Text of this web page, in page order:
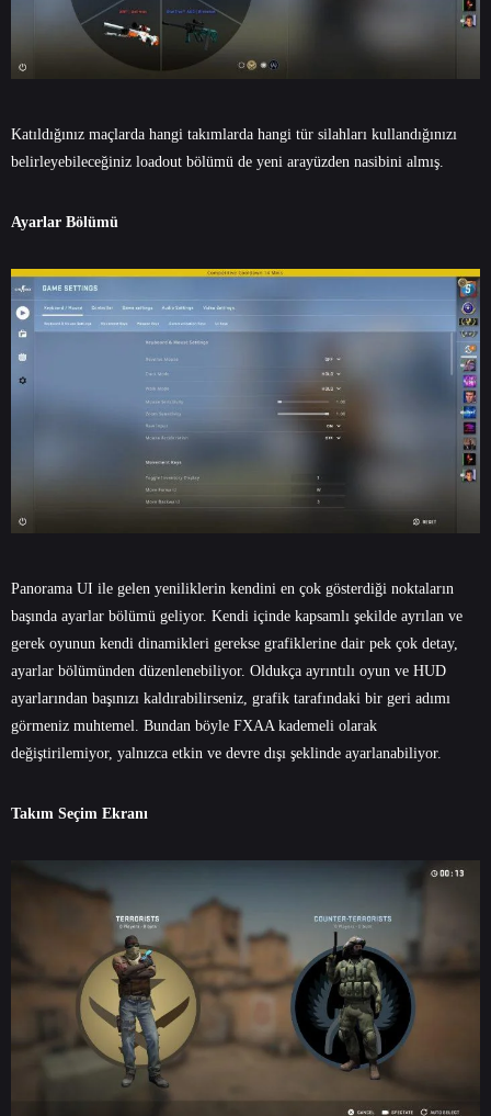
Katıldığınız maçlarda hangi takımlarda hangi tür silahları kullandığınızı
belirleyebileceğiniz loadout bölümü de yeni arayüzden nasibini almış.
Ayarlar Bölümü
Panorama UI ile gelen yeniliklerin kendini en çok gösterdiği noktaların
başında ayarlar bölümü geliyor. Kendi içinde kapsamlı şekilde ayrılan ve
gerek oyunun kendi dinamikleri gerekse grafiklerine dair pek çok detay,
ayarlar bölümünden düzenlenebiliyor. Oldukça ayrıntılı oyun ve HUD
ayarlarından başınızı kaldırabilirseniz, grafik tarafındaki bir geri adımı
görmeniz muhtemel. Bundan böyle FXAA kademeli olarak
değiştirilemiyor, yalnızca etkin ve devre dışı şeklinde ayarlanabiliyor.
Takım Seçim Ekranı